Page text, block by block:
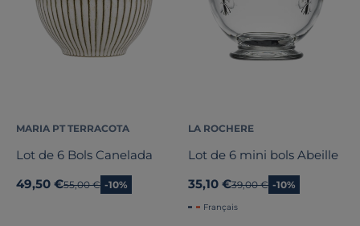
MARIA PT TERRACOTA
Lot de 6 Bols Canelada
49,50 €Ancien prix
55,00 € -10%
LA ROCHERE
Lot de 6 mini bols Abeille
35,10 €Ancien prix
39,00 € -10%
Français